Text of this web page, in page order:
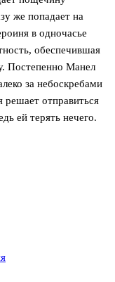
же попадает на
в одночасье
обеспечившая
Постепенно Манел
за небоскребами
решает отправиться
ей терять нечего.